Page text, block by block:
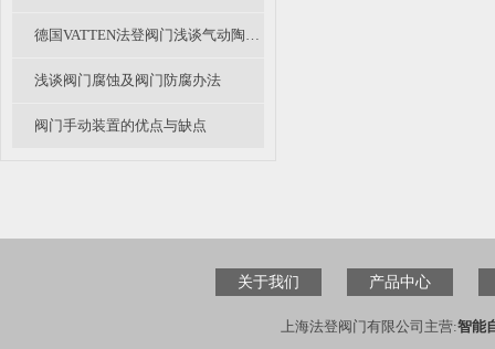
德国VATTEN法登阀门浅谈气动陶瓷进料阀原理及优势
浅谈阀门腐蚀及阀门防腐办法
阀门手动装置的优点与缺点
关于我们 产品中心
上海法登阀门有限公司主营:智能